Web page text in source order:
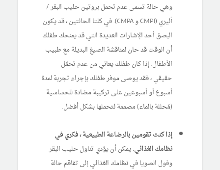
وهي حالة تسمى عدم تحمل بروتين حليب البقر /
أليري (CMPI و CMPA). في كلتا الحالتين ، قد يكون
البصق أحد الإشارات العديدة التي قد يمنحك طفلك
أن الوقت قد حان لمناقشة الصيغ البديلة مع طبيب
الأطفال. إذا كان طفلك يعاني من عدم تحمّل
حقيقي ، فقد يوصى موفر طفلك بإجراء تجربة لمدة
أسبوع أو أسبوعين على تركيبة مضادة للحساسية
(مُحللة بالماء) مصممة لتحملها بشكل أفضل.
إذا كنت تقومين بالرضاعة الطبيعية ، فكري في
نظامك الغذائي.يمكن أن يؤدي تناول حليب البقر
وفول الصويا في نظامك الغذائي إلى تفاقم حالة